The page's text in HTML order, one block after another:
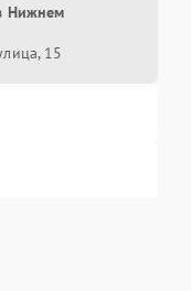
Нижнем
15